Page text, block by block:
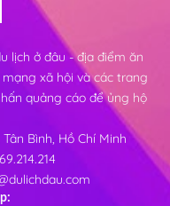
lịch ở đâu - địa điểm ăn
xã hội và các trang
quảng cáo để ủng hộ
Bình, Hồ Chí Minh